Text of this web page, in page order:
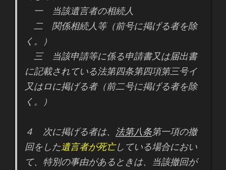
一 当該遺言者の相続人
二 関係相続人等（前号に掲げる者を除
く。）
三 当該申請等に係る申請書又は届出書
に記載されている法第四条第四項第三号イ
又はロに掲げる者（前二号に掲げる者を除
く。）
４ 次に掲げる者は、 法第八条第一項の撤
回をした遺言者が死亡している場合におい
て、特別の事由があるときは、当該撤回が